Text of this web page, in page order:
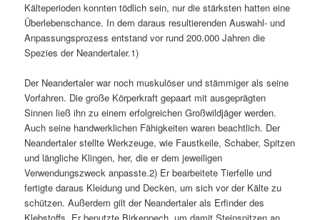
Kälteperioden konnten tödlich sein, nur die stärksten hatten eine
Überlebenschance. In dem daraus resultierenden Auswahl- und
Anpassungsprozess entstand vor rund 200.000 Jahren die
Spezies der Neandertaler.1)
Der Neandertaler war noch muskulöser und stämmiger als seine
Vorfahren. Die große Körperkraft gepaart mit ausgeprägten
Sinnen ließ ihn zu einem erfolgreichen Großwildjäger werden.
Auch seine handwerklichen Fähigkeiten waren beachtlich. Der
Neandertaler stellte Werkzeuge, wie Faustkeile, Schaber, Spitzen
und längliche Klingen, her, die er dem jeweiligen
Verwendungszweck anpasste.2) Er bearbeitete Tierfelle und
fertigte daraus Kleidung und Decken, um sich vor der Kälte zu
schützen. Außerdem gilt der Neandertaler als Erfinder des